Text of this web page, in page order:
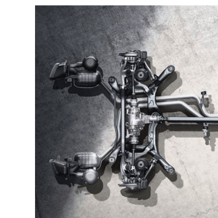
S3 Cabriolet
RS 3 Sportback